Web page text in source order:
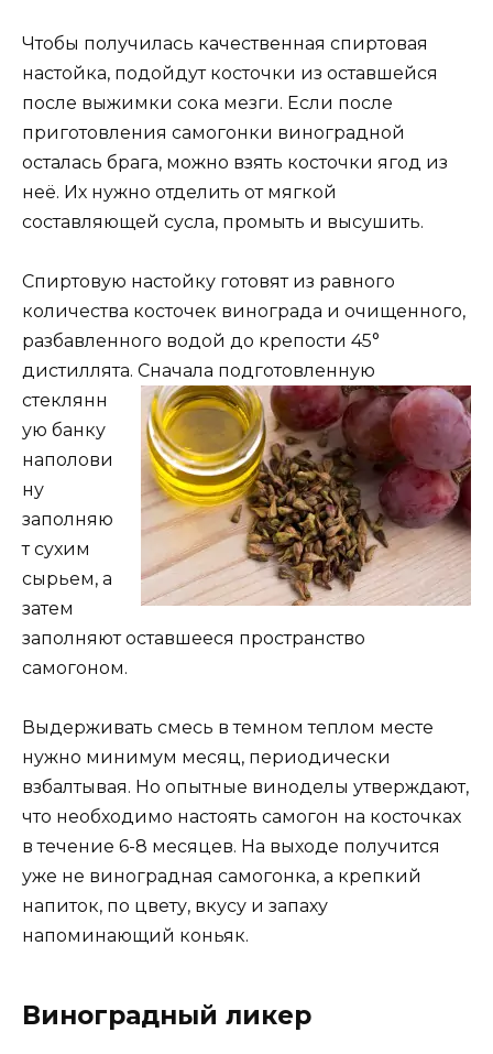
Чтобы получилась качественная спиртовая
настойка, подойдут косточки из оставшейся
после выжимки сока мезги. Если после
приготовления самогонки виноградной
осталась брага, можно взять косточки ягод из
неё. Их нужно отделить от мягкой
составляющей сусла, промыть и высушить.
Спиртовую настойку готовят из равного
количества косточек винограда и очищенного,
разбавленного водой до крепости 45°
дистиллята. Сначала подготовленную
стеклянн
ую банку
наполови
ну
заполняю
т сухим
сырьем, а
затем
заполняют оставшееся пространство
самогоном.
Выдерживать смесь в темном теплом месте
нужно минимум месяц, периодически
взбалтывая. Но опытные виноделы утверждают,
что необходимо настоять самогон на косточках
в течение 6-8 месяцев. На выходе получится
уже не виноградная самогонка, а крепкий
напиток, по цвету, вкусу и запаху
напоминающий коньяк.
Виноградный ликер